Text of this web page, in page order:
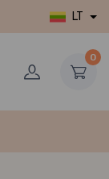
LT
0